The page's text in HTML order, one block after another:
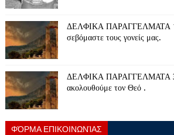
ΔΕΛΦΙΚΑ ΠΑΡΑΓΓΕΛΜΑΤΑ
σεβόμαστε τους γονείς μας.
ΔΕΛΦΙΚΑ ΠΑΡΑΓΓΕΛΜΑΤΑ
ακολουθούμε τον Θεό .
ΦΌΡΜΑ ΕΠΙΚΟΙΝΩΝΊΑΣ